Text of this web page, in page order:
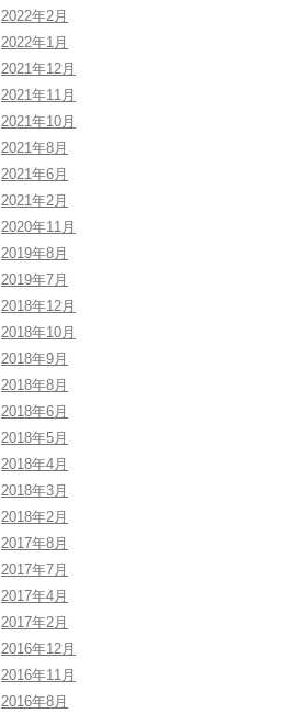
2022年2月
2022年1月
2021年12月
2021年11月
2021年10月
2021年8月
2021年6月
2021年2月
2020年11月
2019年8月
2019年7月
2018年12月
2018年10月
2018年9月
2018年8月
2018年6月
2018年5月
2018年4月
2018年3月
2018年2月
2017年8月
2017年7月
2017年4月
2017年2月
2016年12月
2016年11月
2016年8月